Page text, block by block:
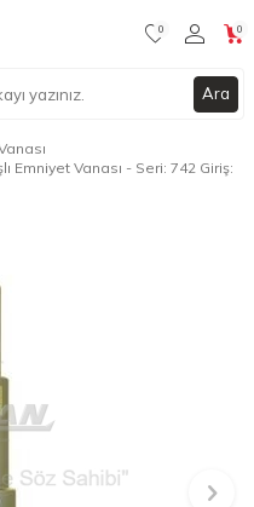
Ara
0 0
Emniyet Vanası - Seri: 742 Giriş: